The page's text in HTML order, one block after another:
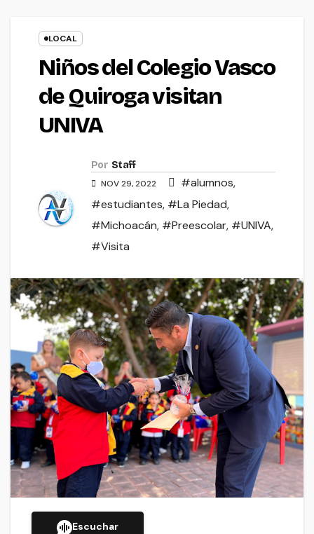
LOCAL
Niños del Colegio Vasco
de Quiroga visitan
UNIVA
Por Staff
NOV 29, 2022 #alumnos,
#estudiantes, #La Piedad,
#Michoacán, #Preescolar, #UNIVA,
#Visita
Escuchar